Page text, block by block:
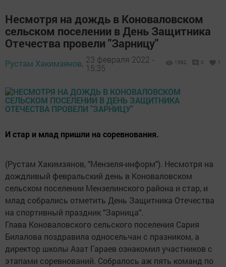
Несмотря на дождь в Коноваловском
сельском поселении в День Защитника
Отечества провели "Зарницу"
Рустам Хакимзянов, 23 февраля 2022 -
15:35
1592 0 1
И стар и млад пришли на соревнования.
(Рустам Хакимзянов, "Мензеля-информ"). Несмотря на
дождливый февральский день в Коноваловском
сельском поселении Мензелинского района и стар, и
млад собрались отметить День Защитника Отечества
на спортивный праздник "Зарница".
Глава Коноваловского сельского поселения Сария
Билалова поздравила односельчан с празником, а
директор школы Азат Гараев ознакомил участников с
этапами соревнований. Собралось аж пять команд по